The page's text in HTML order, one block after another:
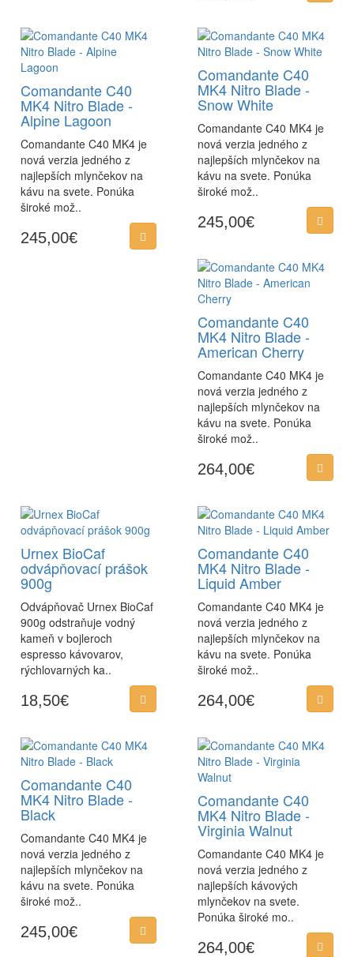
Comandante C40
MK4 Nitro Blade -
Alpine Lagoon
Comandante C40 MK4 je
nová verzia jedného z
najlepších mlynčekov na
kávu na svete. Ponúka
široké mož..
245,00€
Comandante C40
MK4 Nitro Blade -
Snow White
Comandante C40 MK4 je
nová verzia jedného z
najlepších mlynčekov na
kávu na svete. Ponúka
široké mož..
245,00€
Comandante C40
MK4 Nitro Blade -
American Cherry
Comandante C40 MK4 je
nová verzia jedného z
najlepších mlynčekov na
kávu na svete. Ponúka
široké mož..
264,00€
Urnex BioCaf
odvápňovací prášok
900g
Odvápňovač Urnex BioCaf
900g odstraňuje vodný
kameň v bojleroch
espresso kávovarov,
rýchlovarných ka..
18,50€
Comandante C40
MK4 Nitro Blade -
Liquid Amber
Comandante C40 MK4 je
nová verzia jedného z
najlepších mlynčekov na
kávu na svete. Ponúka
široké mož..
264,00€
Comandante C40
MK4 Nitro Blade -
Black
Comandante C40 MK4 je
nová verzia jedného z
najlepších mlynčekov na
kávu na svete. Ponúka
široké mož..
245,00€
Comandante C40
MK4 Nitro Blade -
Virginia Walnut
Comandante C40 MK4 je
nová verzia jedného z
najlepších kávových
mlynčekov na svete.
Ponúka široké mo..
264,00€